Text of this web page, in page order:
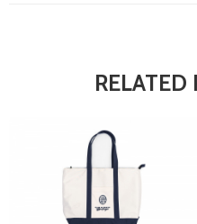
RELATED